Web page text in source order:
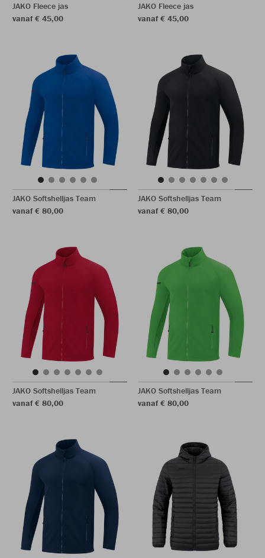
JAKO Fleece jas
vanaf € 45,00
JAKO Fleece jas
vanaf € 45,00
JAKO Softshelljas Team
vanaf € 80,00
JAKO Softshelljas Team
vanaf € 80,00
JAKO Softshelljas Team
vanaf € 80,00
JAKO Softshelljas Team
vanaf € 80,00